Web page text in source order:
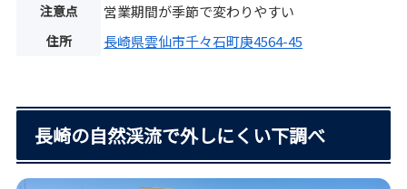
注意点 営業期間が季節で変わりやすい
住所 長崎県雲仙市千々石町庚4564-45
長崎の自然渓流で外しにくい下調べ